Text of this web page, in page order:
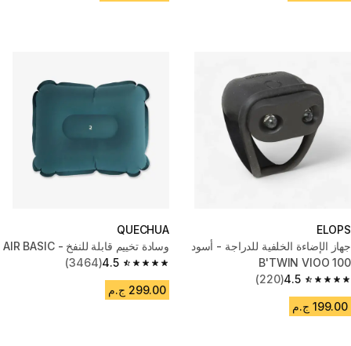
ELOPS
جهاز الإضاءة الخلفية للدراجة - أسود
B'TWIN VIOO 100
4.5
4.5 out of 5 stars from 220 reviews
(220)
199.00 ج.م
QUECHUA
وسادة تخييم قابلة للنفخ - AIR BASIC
4.5
4.5 out of 5 stars from 3464 reviews
(3464)
299.00 ج.م